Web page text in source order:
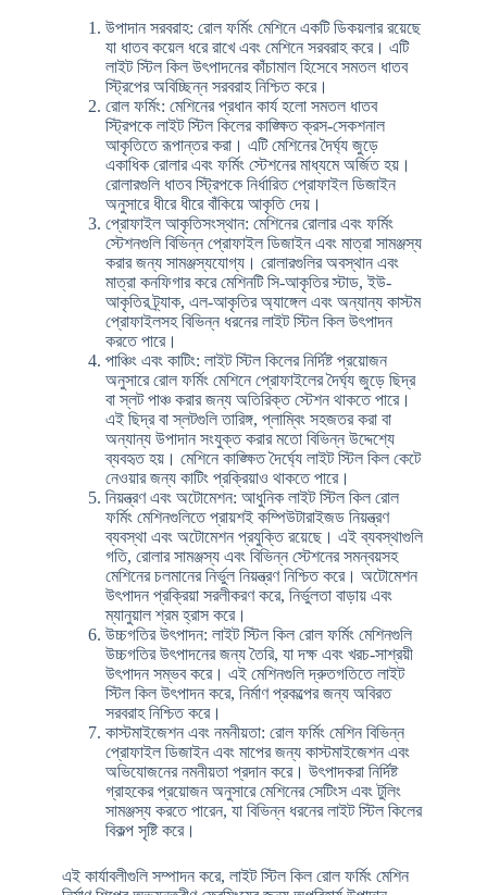
উপাদান সরবরাহ: রোল ফর্মিং মেশিনে একটি ডিকয়লার রয়েছে
যা ধাতব কয়েল ধরে রাখে এবং মেশিনে সরবরাহ করে। এটি
লাইট স্টিল কিল উৎপাদনের কাঁচামাল হিসেবে সমতল ধাতব
স্ট্রিপের অবিচ্ছিন্ন সরবরাহ নিশ্চিত করে।
রোল ফর্মিং: মেশিনের প্রধান কার্য হলো সমতল ধাতব
স্ট্রিপকে লাইট স্টিল কিলের কাঙ্ক্ষিত ক্রস-সেকশনাল
আকৃতিতে রূপান্তর করা। এটি মেশিনের দৈর্ঘ্য জুড়ে
একাধিক রোলার এবং ফর্মিং স্টেশনের মাধ্যমে অর্জিত হয়।
রোলারগুলি ধাতব স্ট্রিপকে নির্ধারিত প্রোফাইল ডিজাইন
অনুসারে ধীরে ধীরে বাঁকিয়ে আকৃতি দেয়।
প্রোফাইল আকৃতিসংস্থান: মেশিনের রোলার এবং ফর্মিং
স্টেশনগুলি বিভিন্ন প্রোফাইল ডিজাইন এবং মাত্রা সামঞ্জস্য
করার জন্য সামঞ্জস্যযোগ্য। রোলারগুলির অবস্থান এবং
মাত্রা কনফিগার করে মেশিনটি সি-আকৃতির স্টাড, ইউ-
আকৃতির ট্র্যাক, এল-আকৃতির অ্যাঙ্গেল এবং অন্যান্য কাস্টম
প্রোফাইলসহ বিভিন্ন ধরনের লাইট স্টিল কিল উৎপাদন
করতে পারে।
পাঞ্চিং এবং কাটিং: লাইট স্টিল কিলের নির্দিষ্ট প্রয়োজন
অনুসারে রোল ফর্মিং মেশিনে প্রোফাইলের দৈর্ঘ্য জুড়ে ছিদ্র
বা স্লট পাঞ্চ করার জন্য অতিরিক্ত স্টেশন থাকতে পারে।
এই ছিদ্র বা স্লটগুলি তারিঙ্গ, প্লাম্বিং সহজতর করা বা
অন্যান্য উপাদান সংযুক্ত করার মতো বিভিন্ন উদ্দেশ্যে
ব্যবহৃত হয়। মেশিনে কাঙ্ক্ষিত দৈর্ঘ্যে লাইট স্টিল কিল কেটে
নেওয়ার জন্য কাটিং প্রক্রিয়াও থাকতে পারে।
নিয়ন্ত্রণ এবং অটোমেশন: আধুনিক লাইট স্টিল কিল রোল
ফর্মিং মেশিনগুলিতে প্রায়শই কম্পিউটারাইজড নিয়ন্ত্রণ
ব্যবস্থা এবং অটোমেশন প্রযুক্তি রয়েছে। এই ব্যবস্থাগুলি
গতি, রোলার সামঞ্জস্য এবং বিভিন্ন স্টেশনের সমন্বয়সহ
মেশিনের চলমানের নির্ভুল নিয়ন্ত্রণ নিশ্চিত করে। অটোমেশন
উৎপাদন প্রক্রিয়া সরলীকরণ করে, নির্ভুলতা বাড়ায় এবং
ম্যানুয়াল শ্রম হ্রাস করে।
উচ্চগতির উৎপাদন: লাইট স্টিল কিল রোল ফর্মিং মেশিনগুলি
উচ্চগতির উৎপাদনের জন্য তৈরি, যা দক্ষ এবং খরচ-সাশ্রয়ী
উৎপাদন সম্ভব করে। এই মেশিনগুলি দ্রুতগতিতে লাইট
স্টিল কিল উৎপাদন করে, নির্মাণ প্রকল্পের জন্য অবিরত
সরবরাহ নিশ্চিত করে।
কাস্টমাইজেশন এবং নমনীয়তা: রোল ফর্মিং মেশিন বিভিন্ন
প্রোফাইল ডিজাইন এবং মাপের জন্য কাস্টমাইজেশন এবং
অভিযোজনের নমনীয়তা প্রদান করে। উৎপাদকরা নির্দিষ্ট
গ্রাহকের প্রয়োজন অনুসারে মেশিনের সেটিংস এবং টুলিং
সামঞ্জস্য করতে পারেন, যা বিভিন্ন ধরনের লাইট স্টিল কিলের
বিকল্প সৃষ্টি করে।
এই কার্যাবলীগুলি সম্পাদন করে, লাইট স্টিল কিল রোল ফর্মিং মেশিন